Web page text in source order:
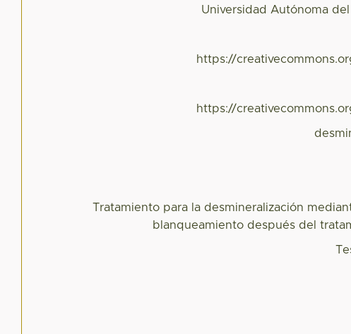
Universidad Autónoma
https://
https://
Tratamiento para la desmineralización
blanqueamiento después del